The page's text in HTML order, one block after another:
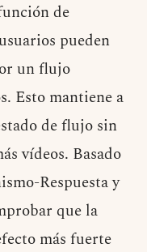
de
pueden
un flujo
Esto mantiene a
de flujo sin
vídeos. Basado
Respuesta y
que la
más fuerte